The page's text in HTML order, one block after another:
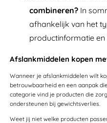
combineren? In
afhankelijk van het
productinformatie
Afslankmiddelen kopen
Wanneer je afslankmiddelen wilt
betrouwbaarheid en een aanpak
categorie vind je producten die
ondersteunen bij gewichtsverlies.
Weet jij niet welke producten